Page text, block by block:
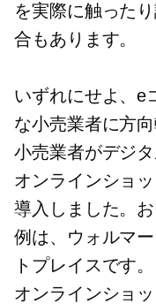
を実際に触った
合もあります。
いずれにせよ、e
な小売業者に方
小売業者がデジ
オンラインショ
導入しました。
例は、ウォルマ
トプレイスです
オンラインショ